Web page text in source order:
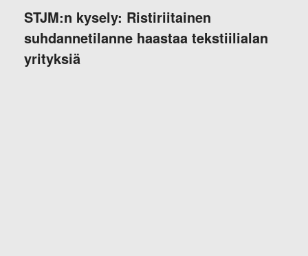
STJM:n kysely: Ristiriitainen
suhdannetilanne haastaa tekstiilialan
yrityksiä